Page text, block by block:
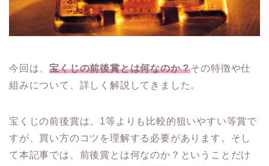
今回は、宝くじの前後賞とは何なのか？その特徴や仕
組みについて、詳しく解説してきました。
宝くじの前後賞は、1等よりも比較的狙いやすい等賞で
すが、買い方のコツを理解する必要があります。そし
て本記事では、前後賞とは何なのか？ということだけ